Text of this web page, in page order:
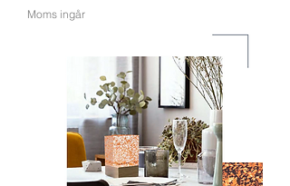
Moms ingår